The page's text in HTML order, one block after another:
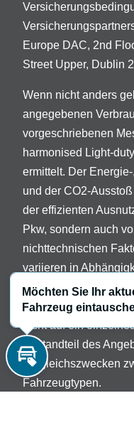
Europe DAC, 2nd
Street Upper, Dublin
Wenn nicht anders
angegebenen
vorgeschriebenen
harmonised Light-
ermittelt. Der
und der CO2-
der effizienten
Pkw, sondern auch
nichttechnischen
variieren in
Verbrauchsangaben:
nicht auf ein
Bestandteil des
Vergleichszwecken
Fahrzeugtypen.
Inzahlungnahme
Möchten Sie Ihr
Fahrzeug